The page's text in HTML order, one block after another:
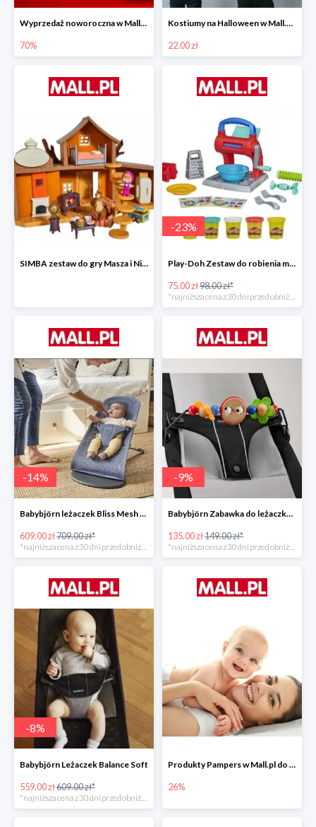
Wyprzedaż noworoczna w Mall.pl do -70%
70%
Kostiumy na Halloween w Mall.pl od 22 zł
22.00 zł
SIMBA zestaw do gry Masza i Niedźwiedź - Duży dom Maszy -15%
-23%
Play-Doh Zestaw do robienia makaronów -23%
75.00 zł98.00 zł*
-14%
Babybjörn leżaczek Bliss Mesh State Blue
609.00 zł709.00 zł*
*najniższa cena z 30 dni przed obniżką
-9%
Babybjörn Zabawka do leżaczka Balance
135.00 zł149.00 zł*
*najniższa cena z 30 dni przed obniżką
-8%
Babybjörn Leżaczek Balance Soft
559.00 zł609.00 zł*
Produkty Pampers w Mall.pl do -26%
26%